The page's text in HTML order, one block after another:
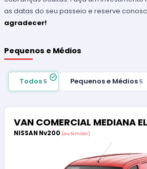
as datas do seu passeio e reserve
agradecer!
Pequenos e Médios
Todos5 Pequenos e Médios 5
VAN COMERCIAL MEDIANA
NISSAN Nv200 (ou Similar)